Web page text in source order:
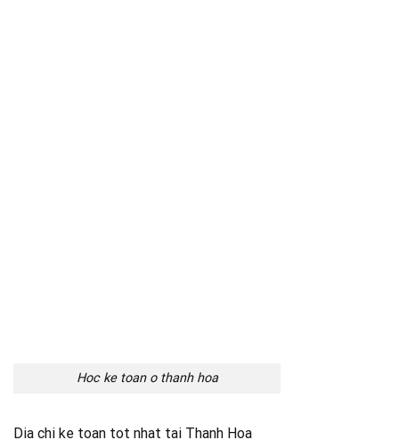
Hoc ke toan o thanh hoa
Dia chi ke toan tot nhat tai Thanh Hoa